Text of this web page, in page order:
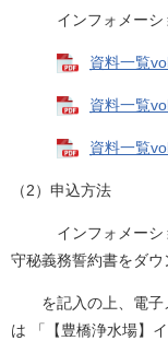
インフォメーショ
資料一覧
資料一覧
資料一覧
（2）申込方法
インフォメーショ
守秘義務誓約書をダ
を記入の上、電子
は 「【豊橋浄水場】